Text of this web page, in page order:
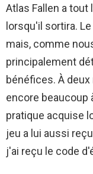
Atlas Fallen a
lorsqu'il sortira.
mais, comme
principalement
bénéfices. À
encore beaucoup
pratique acquise
jeu a lui aussi
j'ai reçu le code